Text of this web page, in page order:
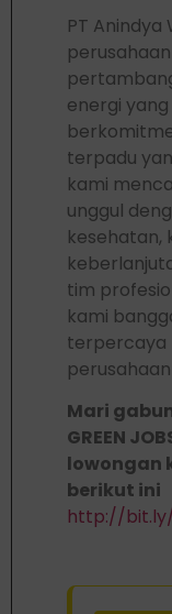
PT
energi
terpadu
kami
unggul
kesehatan,
tim
kami
terpercaya
Mari
GREEN
lowongan
berikut ini
http://